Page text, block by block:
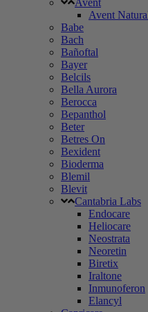
Avent
Avent
Babe
Bach
Bañoftal
Bayer
Belcils
Bella Aurora
Berocca
Bepanthol
Beter
Betres On
Bexident
Bioderma
Blemil
Blevit
Cantabria Labs
Endocare
Heliocare
Neostrata
Neoretin
Biretix
Iraltone
Inmunoferon
Elancyl